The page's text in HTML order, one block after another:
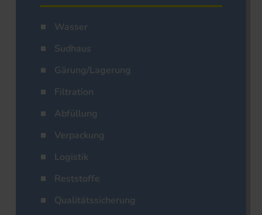
Wasser
Sudhaus
Gärung/Lagerung
Filtration
Abfüllung
Verpackung
Logistik
Reststoffe
Qualitätssicherung